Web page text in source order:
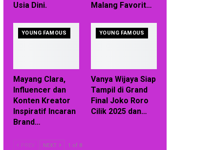
Usia Dini.
Malang Favorit…
YOUNG FAMOUS
Mayang Clara,
Influencer dan
Konten Kreator
Inspiratif Incaran
Brand…
YOUNG FAMOUS
Vanya Wijaya Siap
Tampil di Grand
Final Joko Roro
Cilik 2025 dan…
PREV NEXT 1 of 8